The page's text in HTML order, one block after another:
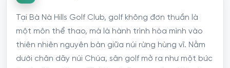
Tại Bà Nà Hills Golf Club, golf không đơn thuần là
một môn thể thao, mà là hành trình hòa mình vào
thiên nhiên nguyên bản giữa núi rừng hùng vĩ. Nằm
dưới chân dãy núi Chúa, sân golf mở ra như một bức